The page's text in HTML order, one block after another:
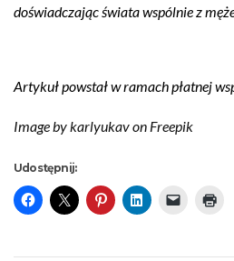
doświadczając świata wspólnie z
Artykuł powstał w ramach płatnej
Image by karlyukav on Freepik
Udostępnij: